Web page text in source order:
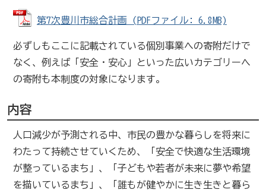
第7次豊川市総合計画 (PDFファイル: 6.8MB)
必ずしもここに記載されている個別事業への寄附だけで
なく、例えば「安全・安心」といった広いカテゴリーへ
の寄附も本制度の対象になります。
内容
人口減少が予測される中、市民の豊かな暮らしを将来に
わたって持続させていくため、「安全で快適な生活環境
が整っているまち」、「子どもや若者が未来に夢や希望
を描いているまち」、「誰もが健やかに生き生きと暮ら